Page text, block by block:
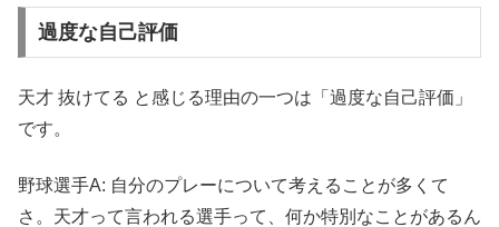
過度な自己評価
天才 抜けてる と感じる理由の一つは「過度な自己評価」
です。
野球選手A: 自分のプレーについて考えることが多くて
さ。天才って言われる選手って、何か特別なことがあるん